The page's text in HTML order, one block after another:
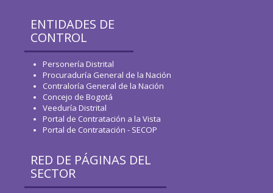
ENTIDADES DE
CONTROL
Personería Distrital
Procuraduría General de la Nación
Contraloría General de la Nación
Concejo de Bogotá
Veeduría Distrital
Portal de Contratación a la Vista
Portal de Contratación - SECOP
RED DE PÁGINAS DEL
SECTOR